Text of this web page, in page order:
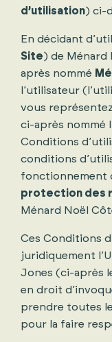
d’utilisation) ci-
En décidant
Site) de Ménard
après nommé
l’utilisateur
vous
ci-après nommé
Conditions
conditions
fonctionnement
protection des
Ménard Noël
Ces Conditions
juridiquement
Jones (ci-après
en droit
prendre toutes
pour la faire